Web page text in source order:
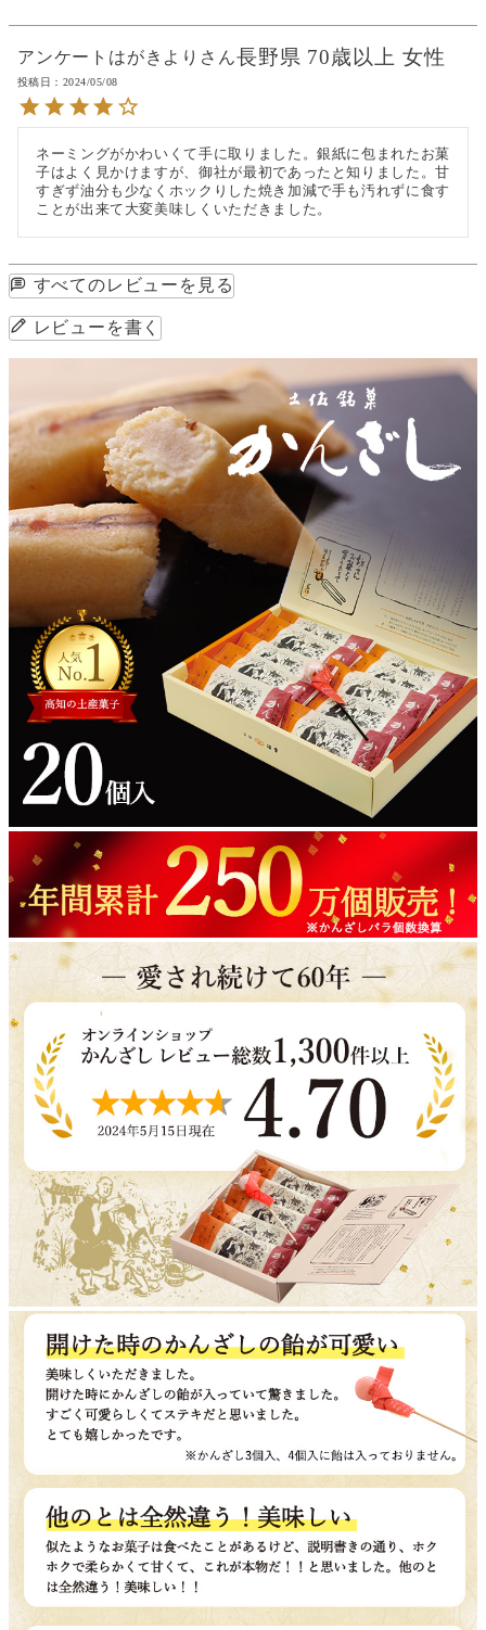
アンケートはがきより 長野県 70歳以上 女性
投稿日 2024/05/08
ネーミングがかわいくて手に取りました。銀紙に包まれたお菓
子はよく見かけますが、御社が最初であったと知りました。甘
すぎず油分も少なくホックりした焼き加減で手も汚れずに食す
ことが出来て大変美味しくいただきました。
すべてのレビューを見る
レビューを書く